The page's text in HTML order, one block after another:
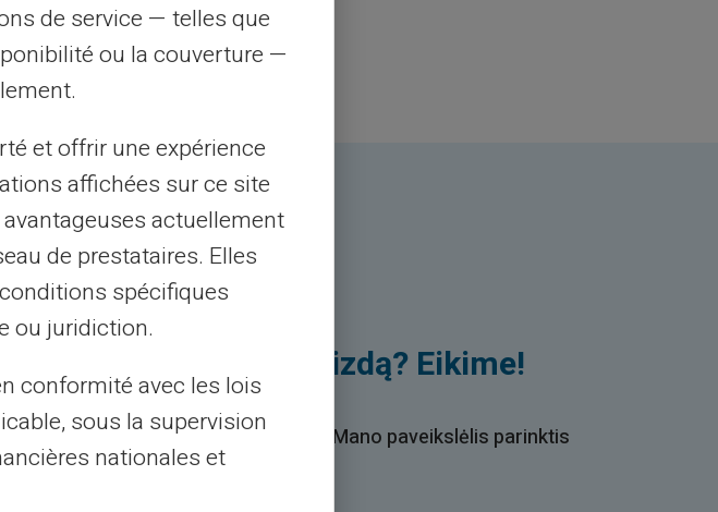
dizainą.
Jūs
pasirinkote norimą vaizdą? Eikime!
Į onboarding formą, žymės langelį Mano paveikslėlis parinktis
de service — telles que
ou la couverture —
et offrir une expérience
affichées sur ce site
actuellement
de prestataires. Elles
spécifiques
ou juridiction.
conformité avec les lois
sous la supervision
nationales et